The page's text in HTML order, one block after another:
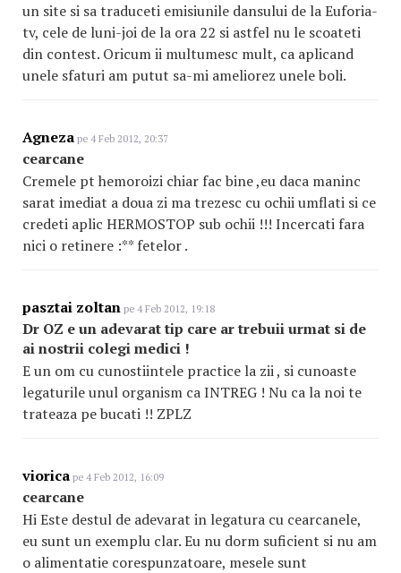
un site si sa traduceti emisiunile dansului de la Euforia-
tv, cele de luni-joi de la ora 22 si astfel nu le scoateti
din contest. Oricum ii multumesc mult, ca aplicand
unele sfaturi am putut sa-mi ameliorez unele boli.
Agneza pe 4 Feb 2012, 20:37
cearcane
Cremele pt hemoroizi chiar fac bine ,eu daca maninc
sarat imediat a doua zi ma trezesc cu ochii umflati si ce
credeti aplic HERMOSTOP sub ochii !!! Incercati fara
nici o retinere :** fetelor .
pasztai zoltan pe 4 Feb 2012, 19:18
Dr OZ e un adevarat tip care ar trebuii urmat si de
ai nostrii colegi medici !
E un om cu cunostiintele practice la zii , si cunoaste
legaturile unul organism ca INTREG ! Nu ca la noi te
trateaza pe bucati !! ZPLZ
viorica pe 4 Feb 2012, 16:09
cearcane
Hi Este destul de adevarat in legatura cu cearcanele,
eu sunt un exemplu clar. Eu nu dorm suficient si nu am
o alimentatie corespunzatoare, mesele sunt